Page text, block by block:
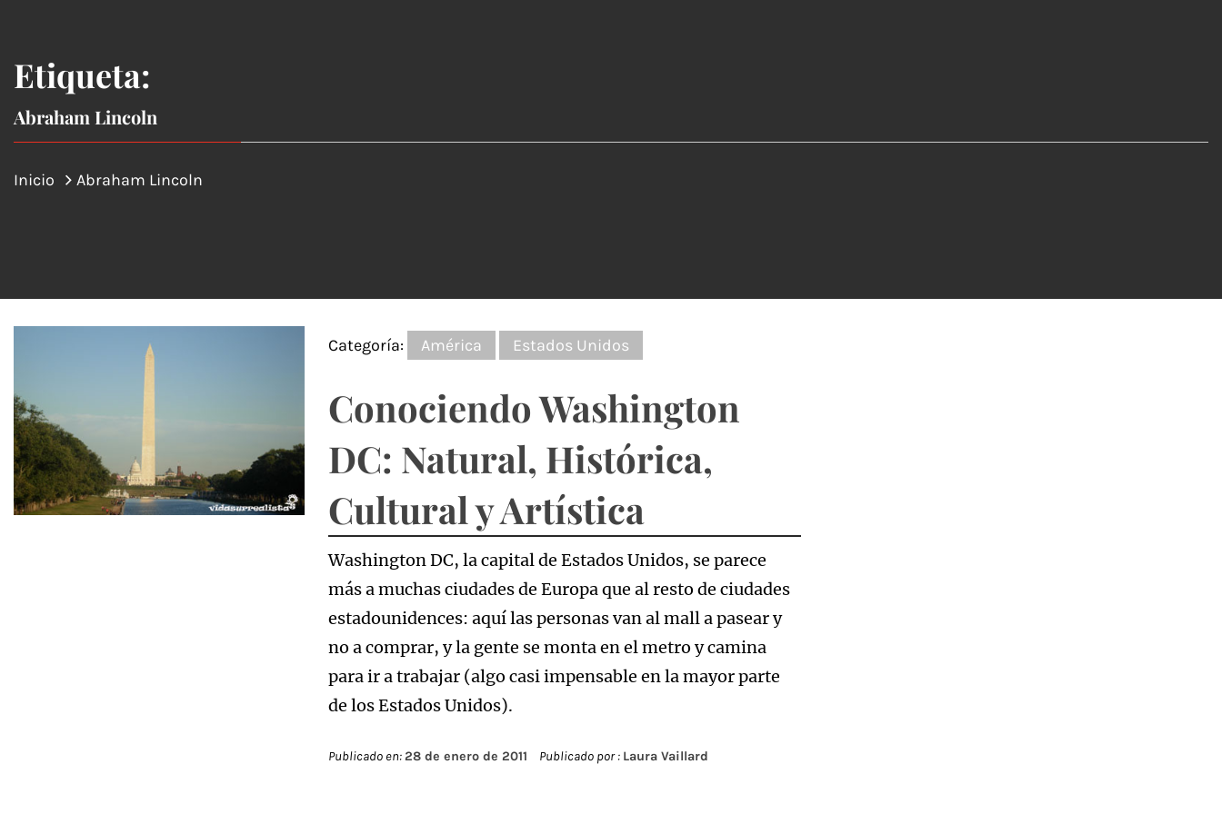
Etiqueta:
Abraham Lincoln
Inicio Abraham Lincoln
Categoría: América Estados Unidos
Conociendo Washington
DC: Natural, Histórica,
Cultural y Artística
Washington DC, la capital de Estados Unidos, se parece
más a muchas ciudades de Europa que al resto de ciudades
estadounidences: aquí las personas van al mall a pasear y
no a comprar, y la gente se monta en el metro y camina
para ir a trabajar (algo casi impensable en la mayor parte
de los Estados Unidos).
Publicado en:28 de enero de 2011 Publicado por : Laura Vaillard